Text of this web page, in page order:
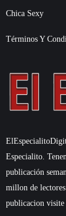
Chica Sexy
Términos Y
Especialito.
publicación
millon de lectores
publicacion